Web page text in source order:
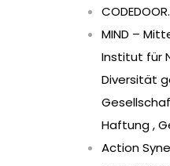
MIND –
Institut für
Diversität
Haftung ,
Action